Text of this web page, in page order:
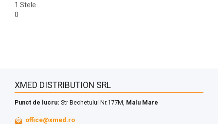
1 Stele
0
XMED DISTRIBUTION SRL
Punct de lucru: Str Bechetului Nr.177M, Malu Mare
office@xmed.ro